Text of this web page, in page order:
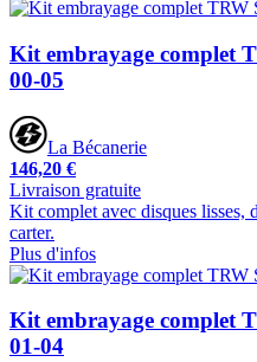
Kit embrayage complet
00-05
La Bécanerie
146,20 €
Livraison gratuite
Kit complet avec disques lisses,
carter.
Plus d'infos
Kit embrayage complet
01-04